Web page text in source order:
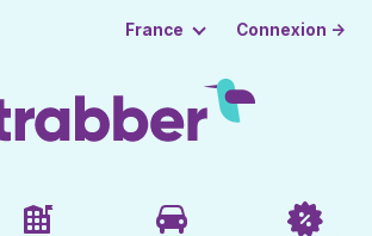
France Connexion →